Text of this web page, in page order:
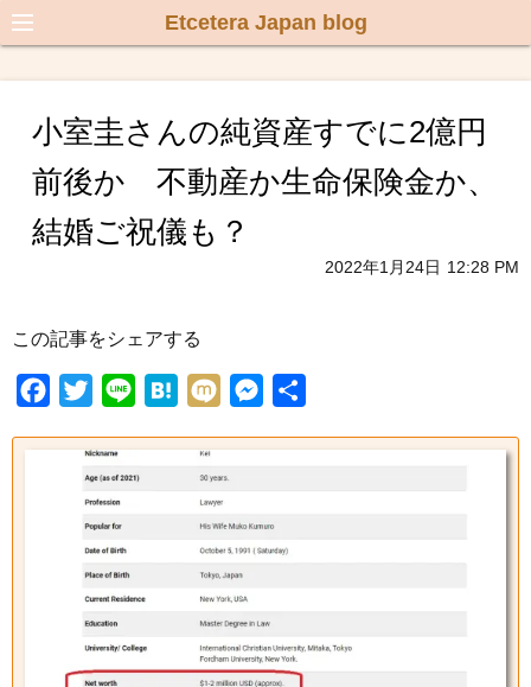
Etcetera Japan blog
小室圭さんの純資産すでに2億円
前後か 不動産か生命保険金か、
結婚ご祝儀も？
2022年1月24日 12:28 PM
この記事をシェアする
c
i
t
t
e
n
e
H
t
M
x
s
e
n
e
r